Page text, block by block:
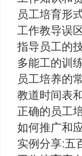
员工培育形
工作教导误
指导员工的
多能工的训
员工培养的
教道时间表
正确的员工
如何推广和
实例分享:五